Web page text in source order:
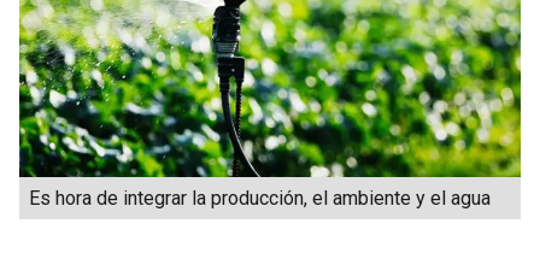
Es hora de integrar la producción, el ambiente y el agua